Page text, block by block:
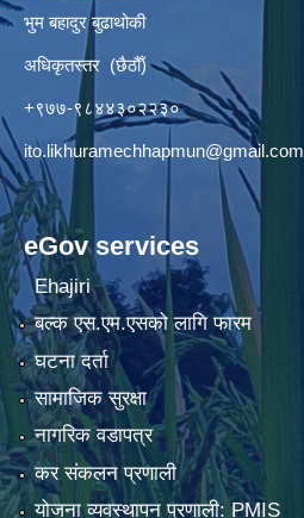
भुम बहादुर बुढाथोकी
अधिकृतस्तर (छैठौँ)
+९७७-९८४४३०२२३०
ito.likhuramechhapmun@gmail.com
eGov services
Ehajiri
बल्क एस.एम.एसको लागि फारम
घटना दर्ता
सामाजिक सुरक्षा
नागरिक वडापत्र
कर संकलन प्रणाली
योजना व्यवस्थापन प्रणाली: PMIS